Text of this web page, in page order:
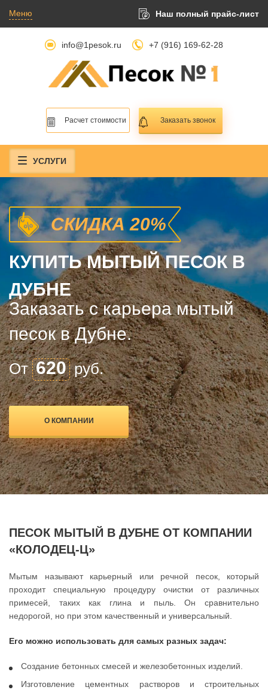
Меню Наш полный прайс-лист
info@1pesok.ru +7 (916) 169-62-28
Расчет стоимости Заказать звонок
УСЛУГИ
СКИДКА 20%
КУПИТЬ МЫТЫЙ ПЕСОК В
ДУБНЕ
Заказать с карьера мытый
песок в Дубне.
От 620 руб.
О КОМПАНИИ
ПЕСОК МЫТЫЙ В ДУБНЕ ОТ КОМПАНИИ
«КОЛОДЕЦ-Ц»
Мытым называют карьерный или речной песок, который
проходит специальную процедуру очистки от различных
примесей, таких как глина и пыль. Он сравнительно
недорогой, но при этом качественный и универсальный.
Его можно использовать для самых разных задач:
Создание бетонных смесей и железобетонных изделий.
Изготовление цементных растворов и строительных